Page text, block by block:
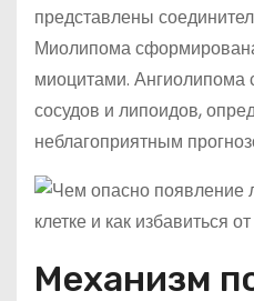
представлены
Миолипома
миоцитами. Ангиолипома
сосудов и липоидов,
неблагоприятным
Механизм